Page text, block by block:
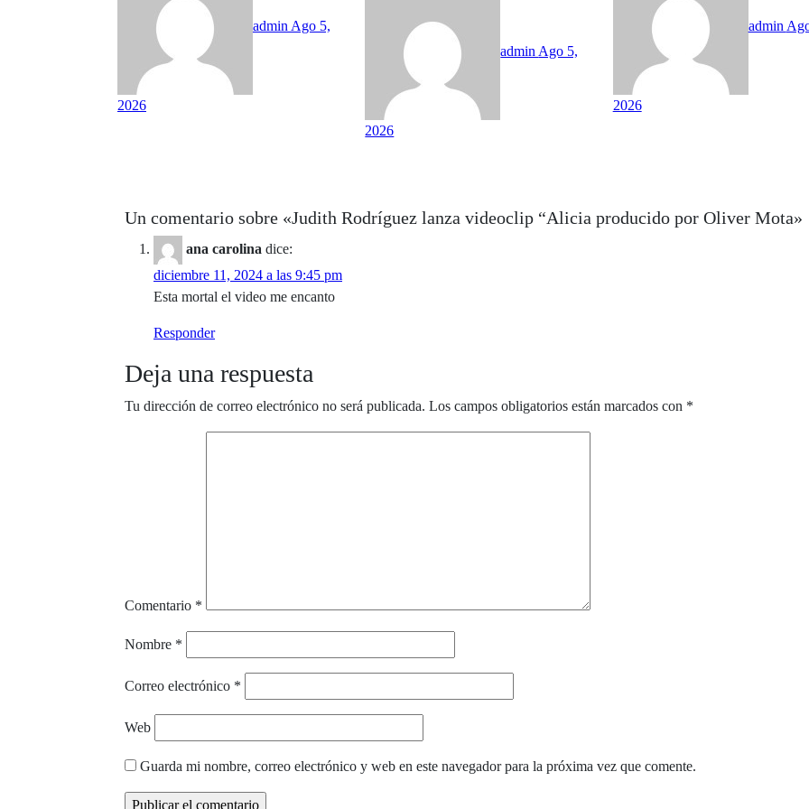
admin Ago 5,
2026
admin Ago 5,
2026
admin
2026
Un comentario sobre «Judith Rodríguez lanza videoclip “Alicia producido por Oliver Mota»
ana carolina dice:
diciembre 11, 2024 a las 9:45 pm
Esta mortal el video me encanto
Responder
Deja una respuesta
Tu dirección de correo electrónico no será publicada. Los campos obligatorios están marcados con *
Comentario *
Nombre *
Correo electrónico *
Web
Guarda mi nombre, correo electrónico y web en este navegador para la próxima vez que comente.